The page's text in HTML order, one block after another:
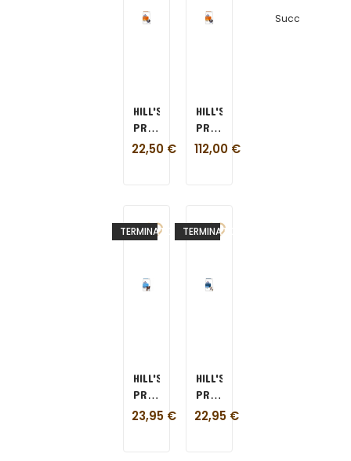
HILL'S
PRESCRIPTION
DIET
C/D
22,50 €
HILL'S
PRESCRIPTION
DIET
C/D
112,00 €
TERMINATO
HILL'S
PRESCRIPTION
DIET
CANE
23,95 €
TERMINATO
HILL'S
PRESCRIPTION
DIET
D/D
22,95 €
Succ